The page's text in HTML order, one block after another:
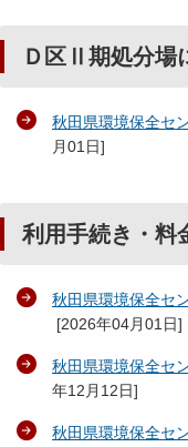
Ｄ区Ⅱ期処分場
秋田県環境保全セ
月01日]
利用手続き・料
秋田県環境保全セ
[2026年04月01日]
秋田県環境保全セ
年12月12日]
秋田県環境保全セ